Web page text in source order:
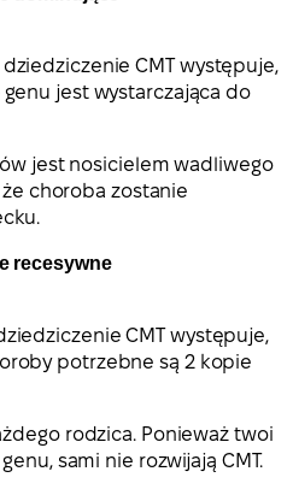
CMT występuje,
jest wystarczająca do
jest nosicielem wadliwego
że choroba zostanie
recesywne
CMT występuje,
potrzebne są 2 kopie
rodzica. Ponieważ twoi
sami nie rozwijają CMT.